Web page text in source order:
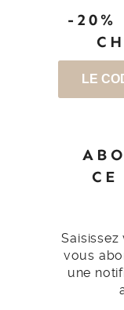
-20%
LE
vous
une